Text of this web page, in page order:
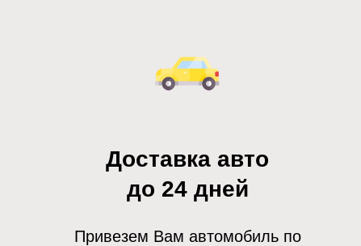
Доставка авто
до 24 дней
Привезем Вам автомобиль по